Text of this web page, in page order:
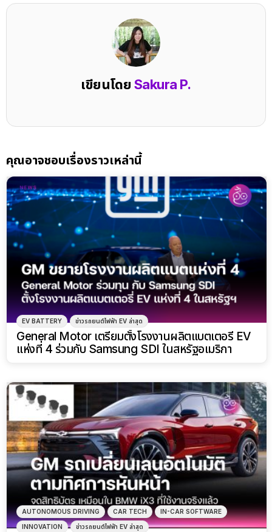
เขียนโดย Sakura P.
คุณอาจชอบเรื่องราวเหล่านี้
EV BATTERY ข่าวรถยนต์ไฟฟ้า EV ล่าสุด
General Motor เตรียมตั้งโรงงานผลิตแบตเตอรี่ EV
แห่งที่ 4 ร่วมกับ Samsung SDI ในสหรัฐอเมริกา
AUTONOMOUS DRIVING CAR TECH IN-CAR SOFTWARE
INNOVATION ข่าวรถยนต์ไฟฟ้า EV ล่าสุด